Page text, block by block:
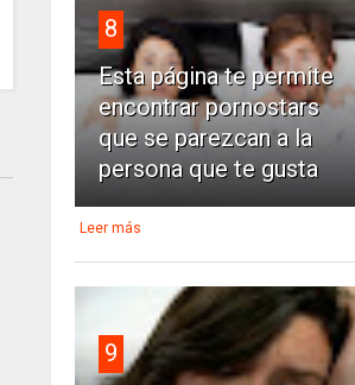
8
Esta página te permite
encontrar pornostars
que se parezcan a la
persona que te gusta
Leer más
9